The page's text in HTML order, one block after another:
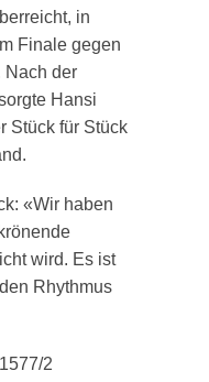
in
Finale gegen
Nach der
Hansi
Stück für Stück
«Wir haben
wird. Es ist
Rhythmus
2